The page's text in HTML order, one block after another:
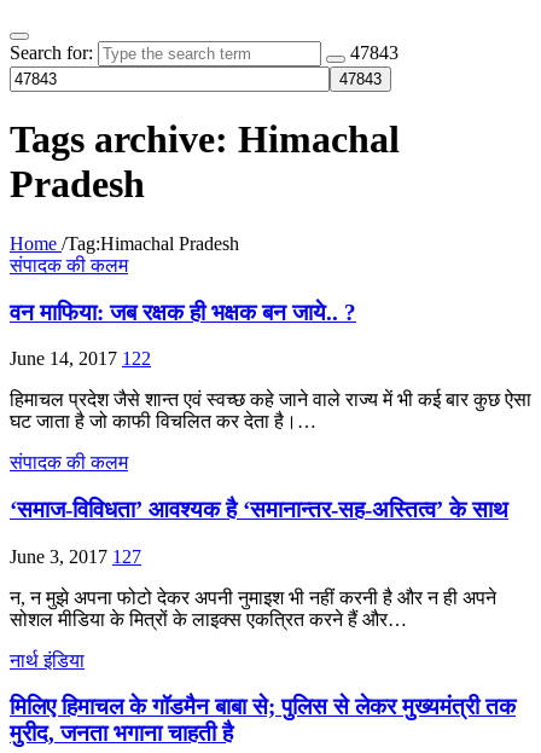
Search for: 47843
Tags archive: Himachal
Pradesh
Home /Tag:Himachal Pradesh
संपादक की कलम
वन माफिया: जब रक्षक ही भक्षक बन जाये.. ?
June 14, 2017 122
हिमाचल प्रदेश जैसे शान्त एवं स्वच्छ कहे जाने वाले राज्य में भी कई बार कुछ ऐसा
घट जाता है जो काफी विचलित कर देता है।…
संपादक की कलम
‘समाज-विविधता’ आवश्यक है ‘समानान्तर-सह-अस्तित्व’ के साथ
June 3, 2017 127
न, न मुझे अपना फोटो देकर अपनी नुमाइश भी नहीं करनी है और न ही अपने
सोशल मीडिया के मित्रों के लाइक्स एकत्रित करने हैं और…
नार्थ इंडिया
मिलिए हिमाचल के गॉडमैन बाबा से; पुलिस से लेकर मुख्यमंत्री तक
मुरीद, जनता भगाना चाहती है